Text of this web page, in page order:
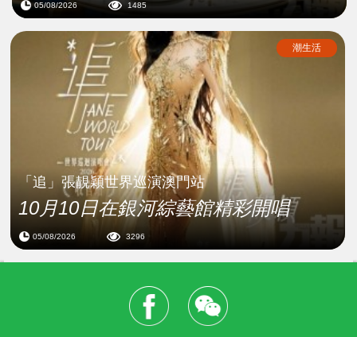
05/08/2026 1485
潮生活
「追」張靚穎世界巡演澳門站
10月10日在銀河綜藝館精彩開唱
05/08/2026 3296